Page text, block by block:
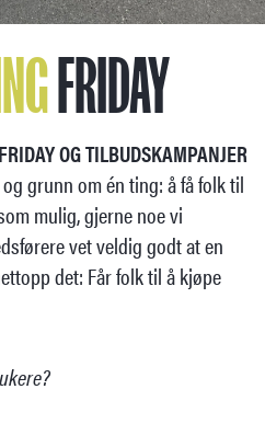
FRIDAY
OG TILBUDSKAMPANJER
grunn om én ting: å få folk til
mulig, gjerne noe vi
vet veldig godt at en
det: Får folk til å kjøpe